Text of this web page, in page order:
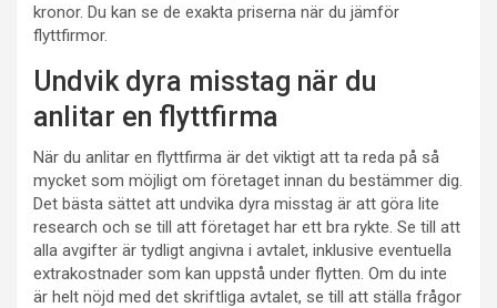
kronor. Du kan se de exakta priserna när du jämför
flyttfirmor.
Undvik dyra misstag när du
anlitar en flyttfirma
När du anlitar en flyttfirma är det viktigt att ta reda på så
mycket som möjligt om företaget innan du bestämmer dig.
Det bästa sättet att undvika dyra misstag är att göra lite
research och se till att företaget har ett bra rykte. Se till att
alla avgifter är tydligt angivna i avtalet, inklusive eventuella
extrakostnader som kan uppstå under flytten. Om du inte
är helt nöjd med det skriftliga avtalet, se till att ställa frågor